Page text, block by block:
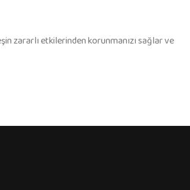
zararlı etkilerinden korunmanızı sağlar ve